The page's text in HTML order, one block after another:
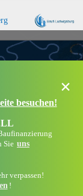
×
besuchen!
Sie uns
verpassen!
!